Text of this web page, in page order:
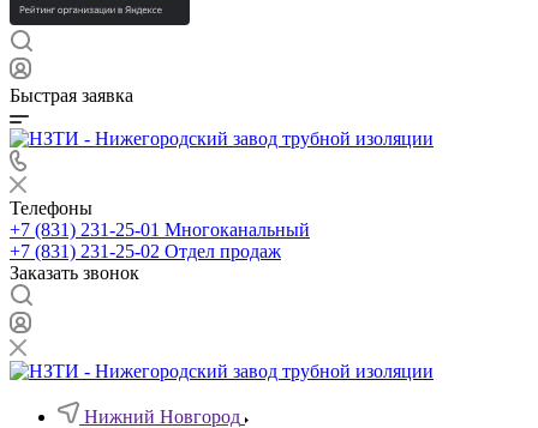
Быстрая заявка
Телефоны
+7 (831) 231-25-01 Многоканальный
+7 (831) 231-25-02 Отдел продаж
Заказать звонок
Нижний Новгород